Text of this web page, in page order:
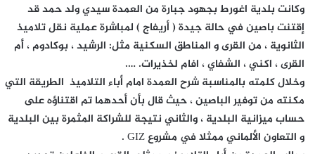
وكانت بلدية اغورط بجهود جبارة من العمدة سيدي ولد حمد قد
إقتنت باصين في حالة جيدة ( أريفاج ) لمباشرة عملية نقل تلاميذ
الثانوية ، من القرى و المناطق السكنية مثل: الرشيد ، بوكادوم ، أم
القرى ، اكني ، الشفاي ، افام لخذيرات. ….
وخلال كلمته بالمناسبة شرح العمدة امام أباء التلاميذ الطريقة التي
مكنته من توفير الباصين ، حيث قال بأن أحدهما تم اقتناؤه على
حساب ميزانية البلدية ، والثاني نتيجة للشراكة المثمرة بين البلدية
و التعاون الألماني ممثلا في مشروع GIZ .